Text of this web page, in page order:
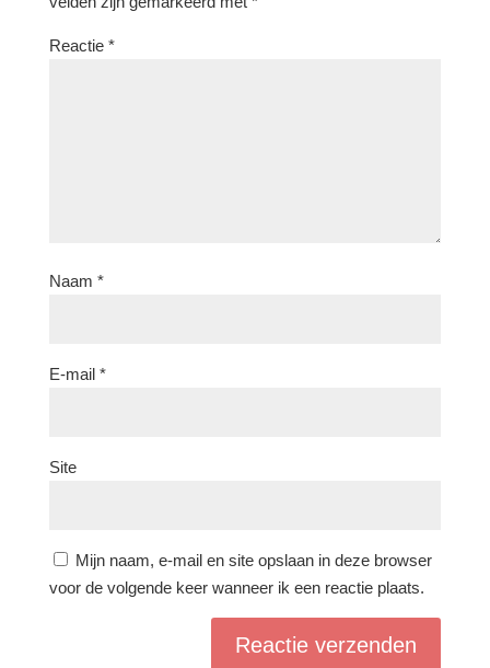
Reactie *
Naam *
E-mail *
Site
Mijn naam, e-mail en site opslaan in deze browser
voor de volgende keer wanneer ik een reactie plaats.